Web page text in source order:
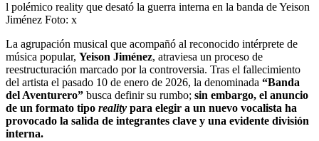
l polémico reality que desató la guerra interna en la banda de Yeison
Jiménez Foto: x
La agrupación musical que acompañó al reconocido intérprete de
música popular, Yeison Jiménez, atraviesa un proceso de
reestructuración marcado por la controversia. Tras el fallecimiento
del artista el pasado 10 de enero de 2026, la denominada “Banda
del Aventurero” busca definir su rumbo; sin embargo, el anuncio
de un formato tipo reality para elegir a un nuevo vocalista ha
provocado la salida de integrantes clave y una evidente división
interna.